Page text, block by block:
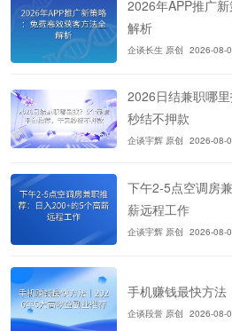
2026年APP推广
解析
企谈长生 原创 2026-08-
2026日结兼职哪
秒结不押款
企谈宇辉 原创 2026-08-
下午2-5点空调房
薪远程工作
企谈宇辉 原创 2026-08-
手机赚钱最快方
企谈段誉 原创 2026-08-